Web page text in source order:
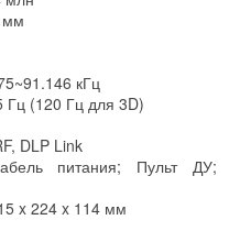
мм
кГц
Гц (120 Гц для 3D)
DLP Link
питания; Пульт ДУ;
x 224 x 114 мм